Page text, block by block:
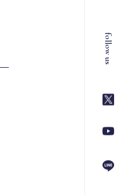
follow us